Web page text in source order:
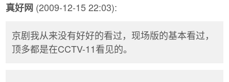
真好网 (2009-12-15 22:03):
京剧我从来没有好好的看过，现场版的基本看过，
顶多都是在CCTV-11看见的。